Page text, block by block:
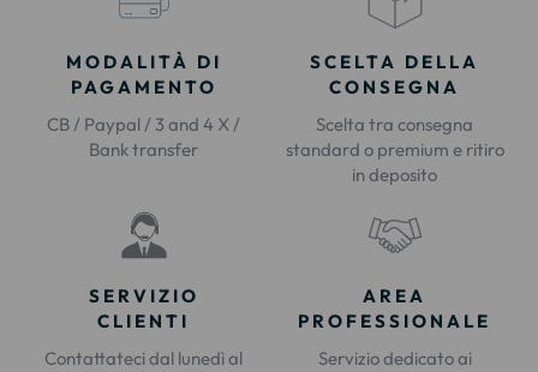
MODALITÀ DI
PAGAMENTO
CB / Paypal / 3 and 4 X /
Bank transfer
SCELTA DELLA
CONSEGNA
Scelta tra consegna
standard o premium e ritiro
in deposito
SERVIZIO
CLIENTI
Contattateci dal lunedì al
AREA
PROFESSIONALE
Servizio dedicato ai